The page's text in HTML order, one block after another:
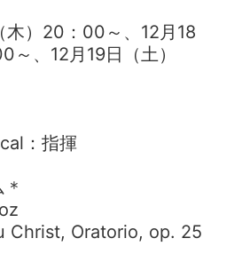
）20：00～、12月18
～、12月19日（土）
：指揮
Christ, Oratorio, op. 25